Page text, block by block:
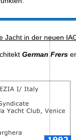
Jacht in der neuen
German Frers